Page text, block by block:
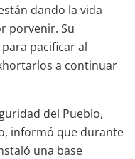
dando la vida
porvenir. Su
pacificar al
a continuar
del Pueblo,
informó que durante
una base